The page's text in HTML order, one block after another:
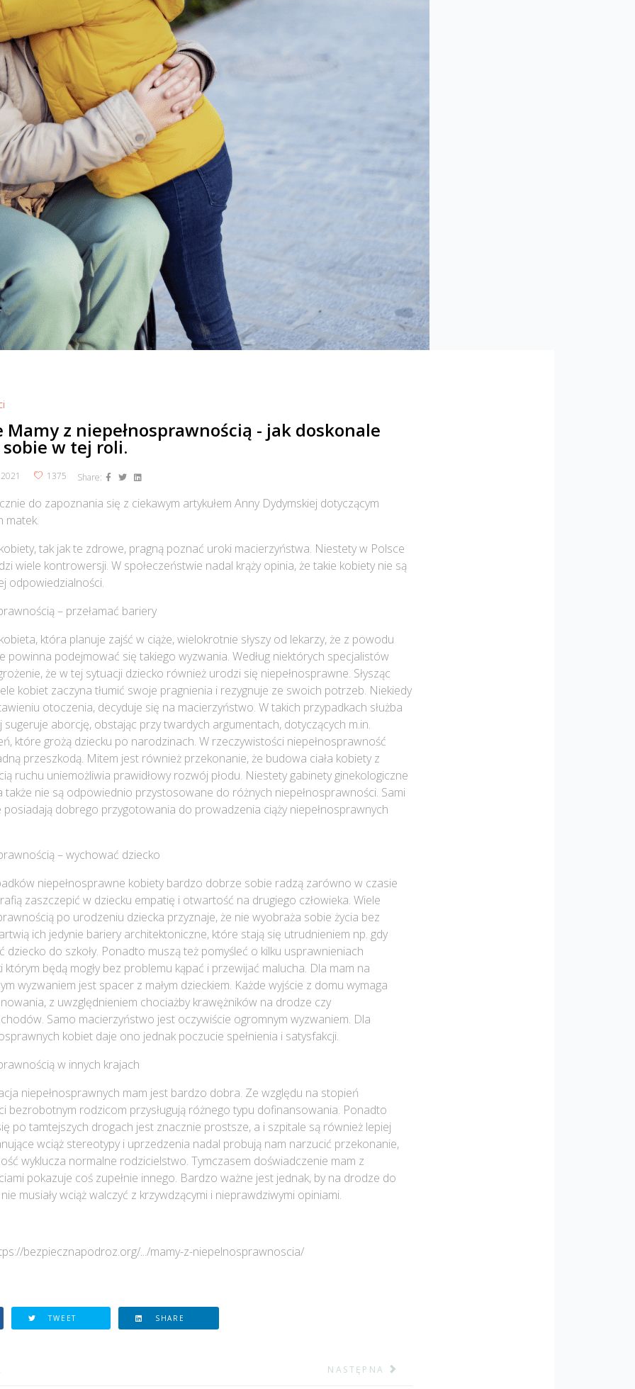
Mamy z niepełnosprawnością - jak doskonale
w tej roli.
1375 Share:
do zapoznania się z ciekawym artykułem Anny Dydymskiej dotyczącym
matek.
tak jak te zdrowe, pragną poznać uroki macierzyństwa. Niestety w Polsce
wiele kontrowersji. W społeczeństwie nadal krąży opinia, że takie kobiety nie są
odpowiedzialności.
– przełamać bariery
która planuje zajść w ciąże, wielokrotnie słyszy od lekarzy, że z powodu
powinna podejmować się takiego wyzwania. Według niektórych specjalistów
że w tej sytuacji dziecko również urodzi się niepełnosprawne. Słysząc
kobiet zaczyna tłumić swoje pragnienia i rezygnuje ze swoich potrzeb. Niekiedy
otoczenia, decyduje się na macierzyństwo. W takich przypadkach służba
aborcję, obstając przy twardych argumentach, dotyczących m.in.
które grożą dziecku po narodzinach. W rzeczywistości niepełnosprawność
przeszkodą. Mitem jest również przekonanie, że budowa ciała kobiety z
ruchu uniemożliwia prawidłowy rozwój płodu. Niestety gabinety ginekologiczne
także nie są odpowiednio przystosowane do różnych niepełnosprawności. Sami
dobrego przygotowania do prowadzenia ciąży niepełnosprawnych
– wychować dziecko
niepełnosprawne kobiety bardzo dobrze sobie radzą zarówno w czasie
zaszczepić w dziecku empatię i otwartość na drugiego człowieka. Wiele
po urodzeniu dziecka przyznaje, że nie wyobraża sobie życia bez
ich jedynie bariery architektoniczne, które stają się utrudnieniem np. gdy
do szkoły. Ponadto muszą też pomyśleć o kilku usprawnieniach
którym będą mogły bez problemu kąpać i przewijać malucha. Dla mam na
wyzwaniem jest spacer z małym dzieckiem. Każde wyjście z domu wymaga
z uwzględnieniem chociażby krawężników na drodze czy
Samo macierzyństwo jest oczywiście ogromnym wyzwaniem. Dla
kobiet daje ono jednak poczucie spełnienia i satysfakcji.
w innych krajach
niepełnosprawnych mam jest bardzo dobra. Ze względu na stopień
bezrobotnym rodzicom przysługują różnego typu dofinansowania. Ponadto
po tamtejszych drogach jest znacznie prostsze, a i szpitale są również lepiej
wciąż stereotypy i uprzedzenia nadal probują nam narzucić przekonanie,
wyklucza normalne rodzicielstwo. Tymczasem doświadczenie mam z
pokazuje coś zupełnie innego. Bardzo ważne jest jednak, by na drodze do
musiały wciąż walczyć z krzywdzącymi i nieprawdziwymi opiniami.
bezpiecznapodroz.org/.../mamy-z-niepelnosprawnoscia/
TWEET SHARE
NASTĘPNA STRONA: KOLEJNY ODDZIAŁ FUNDACJI NA
NASTĘPNA